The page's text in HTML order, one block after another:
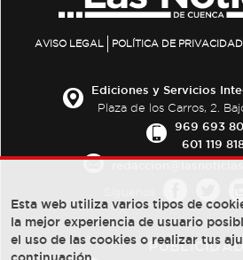
AVISO LEGAL POLÍTICA DE PRIVACIDAD
Ediciones y Servicios
Plaza de los Carros, 2.
969 693
601 119
Esta web utiliza varios tipos de
la mejor experiencia de usuario
el uso de las cookies o realizar tus